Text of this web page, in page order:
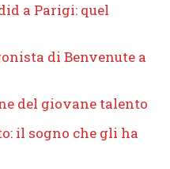
a Parigi: quel
di Benvenute a
del giovane talento
il sogno che gli ha